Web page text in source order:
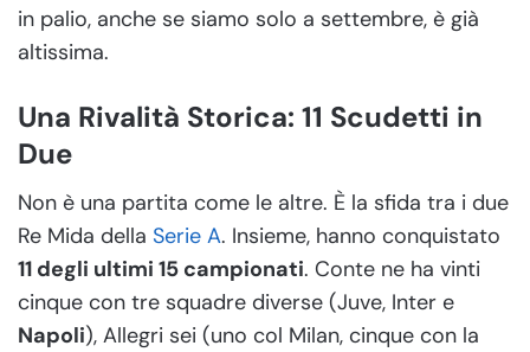
in palio, anche se siamo solo a settembre, è già
altissima.
Una Rivalità Storica: 11 Scudetti in
Due
Non è una partita come le altre. È la sfida tra i due
Re Mida della Serie A. Insieme, hanno conquistato
11 degli ultimi 15 campionati. Conte ne ha vinti
cinque con tre squadre diverse (Juve, Inter e
Napoli), Allegri sei (uno col Milan, cinque con la